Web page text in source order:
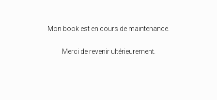
Mon book est en cours de maintenance.
Merci de revenir ultérieurement.